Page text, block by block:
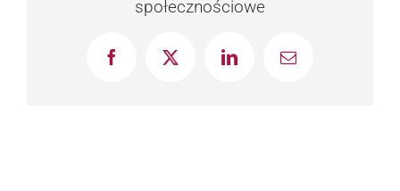
społecznościowe
FacebookX LinkedInEmail